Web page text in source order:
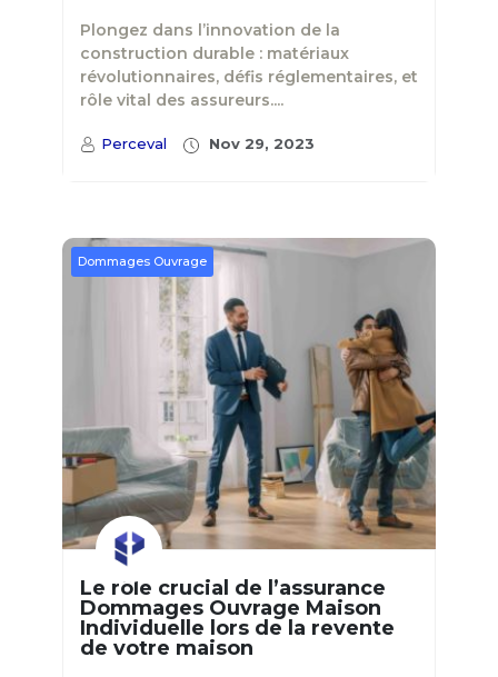
Plongez dans l’innovation de la
construction durable : matériaux
révolutionnaires, défis réglementaires, et
rôle vital des assureurs....
Perceval Nov 29, 2023
Dommages Ouvrage
Le rôle crucial de l’assurance
Dommages Ouvrage Maison
Individuelle lors de la revente
de votre maison